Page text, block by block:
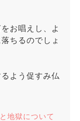
お唱えし、よ
ちるのでしょ
よう促すみ仏
地獄について